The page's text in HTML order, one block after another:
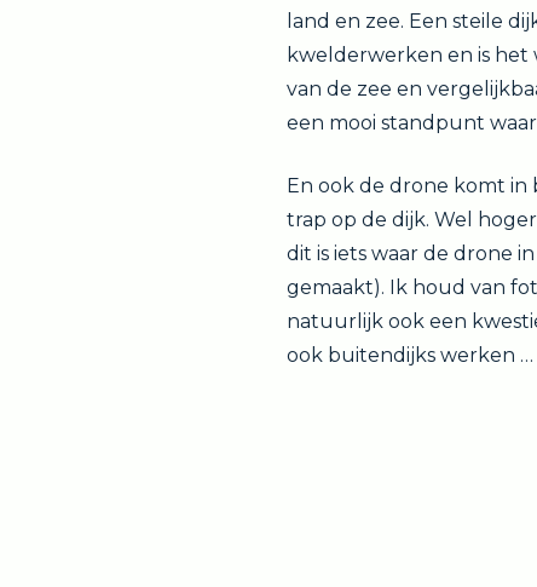
land en zee. Een steile
kwelderwerken en is het
van de zee en
een mooi standpunt
En ook de drone komt in
trap op de dijk. Wel
dit is iets waar de drone
gemaakt). Ik houd van
natuurlijk ook een
ook buitendijks werken …